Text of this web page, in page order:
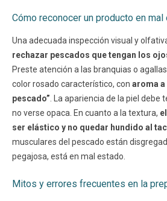
Cómo reconocer un producto en mal
Una adecuada inspección visual y
rechazar pescados que tengan los
Preste atención a las branquias o
color rosado característico, con aroma a
pescado” . La apariencia de la piel
no verse opaca. En cuanto a la textura,
ser elástico y no quedar hundido al
musculares del pescado están
pegajosa, está en mal estado.
Mitos y errores frecuentes en la